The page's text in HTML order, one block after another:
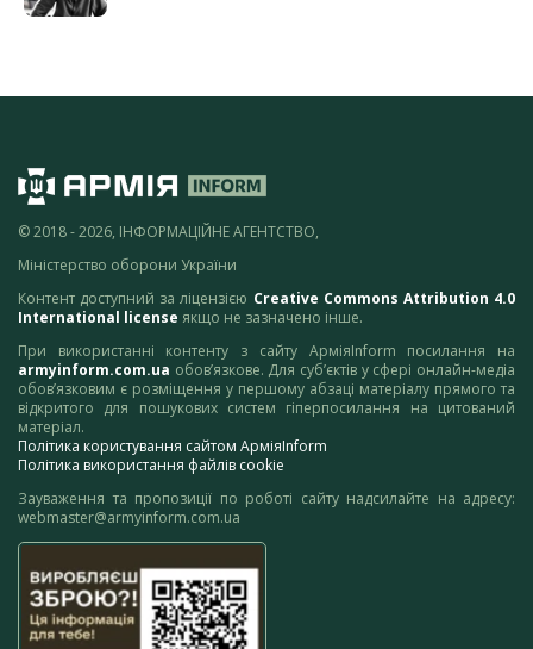
© 2018 - 2026, ІНФОРМАЦІЙНЕ АГЕНТСТВО,
Міністерство оборони України
Контент доступний за ліцензією Creative Commons Attribution 4.0
International license якщо не зазначено інше.
При використанні контенту з сайту АрміяInform посилання на
armyinform.com.ua обов’язкове. Для суб’єктів у сфері онлайн-медіа
обов’язковим є розміщення у першому абзаці матеріалу прямого та
відкритого для пошукових систем гіперпосилання на цитований
матеріал.
Політика користування сайтом АрміяInform
Політика використання файлів cookie
Зауваження та пропозиції по роботі сайту надсилайте на адресу:
webmaster@armyinform.com.ua